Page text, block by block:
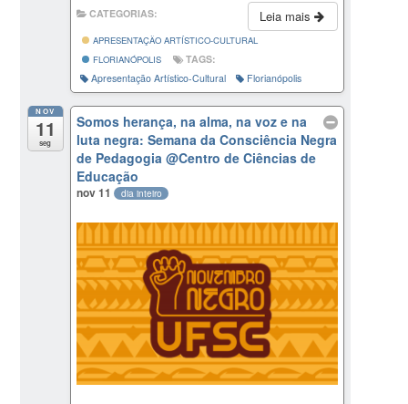
Leia mais
CATEGORIAS:
APRESENTAÇÃO ARTÍSTICO-CULTURAL
FLORIANÓPOLIS
TAGS:
Apresentação Artístico-Cultural
Florianópolis
NOV
11
seg
Somos herança, na alma, na voz e na
luta negra: Semana da Consciência Negra
de Pedagogia@Centro de Ciências de
Educação
nov 11 dia inteiro